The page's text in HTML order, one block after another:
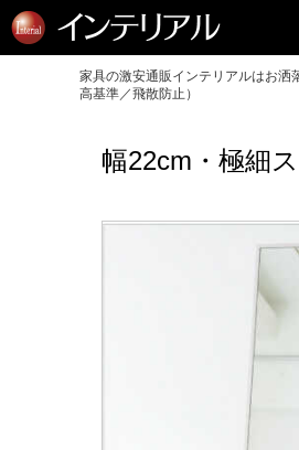
家具の激安通販インテリアルはお洒
高基準／飛散防止）
幅22cm・極細